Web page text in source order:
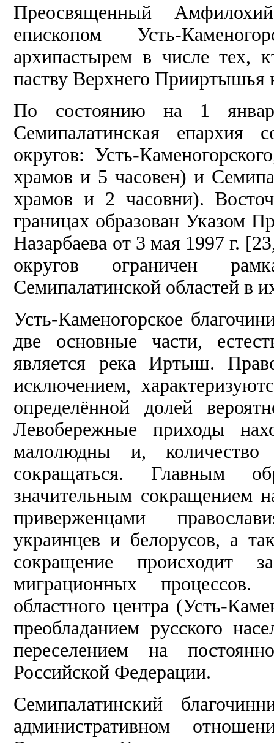
Преосвященный
епископом Усть-
архипастырем в числе тех,
паству Верхнего Прииртышья
По состоянию на 1
Семипалатинская епархия
округов: Усть-
храмов и 5 часовен) и
храмов и 2 часовни).
границах образован Указом
Назарбаева от 3 мая 1997 г.
округов ограничен
Семипалатинской областей в
Усть-Каменогорское
две основные части,
является река Иртыш.
исключением,
определённой долей
Левобережные приходы
малолюдны и, количество
сокращаться. Главным
значительным сокращением
приверженцами
украинцев и белорусов, а
сокращение происходит
миграционных
областного центра (Усть-
преобладанием русского
переселением на
Российской Федерации.
Семипалатинский
административном